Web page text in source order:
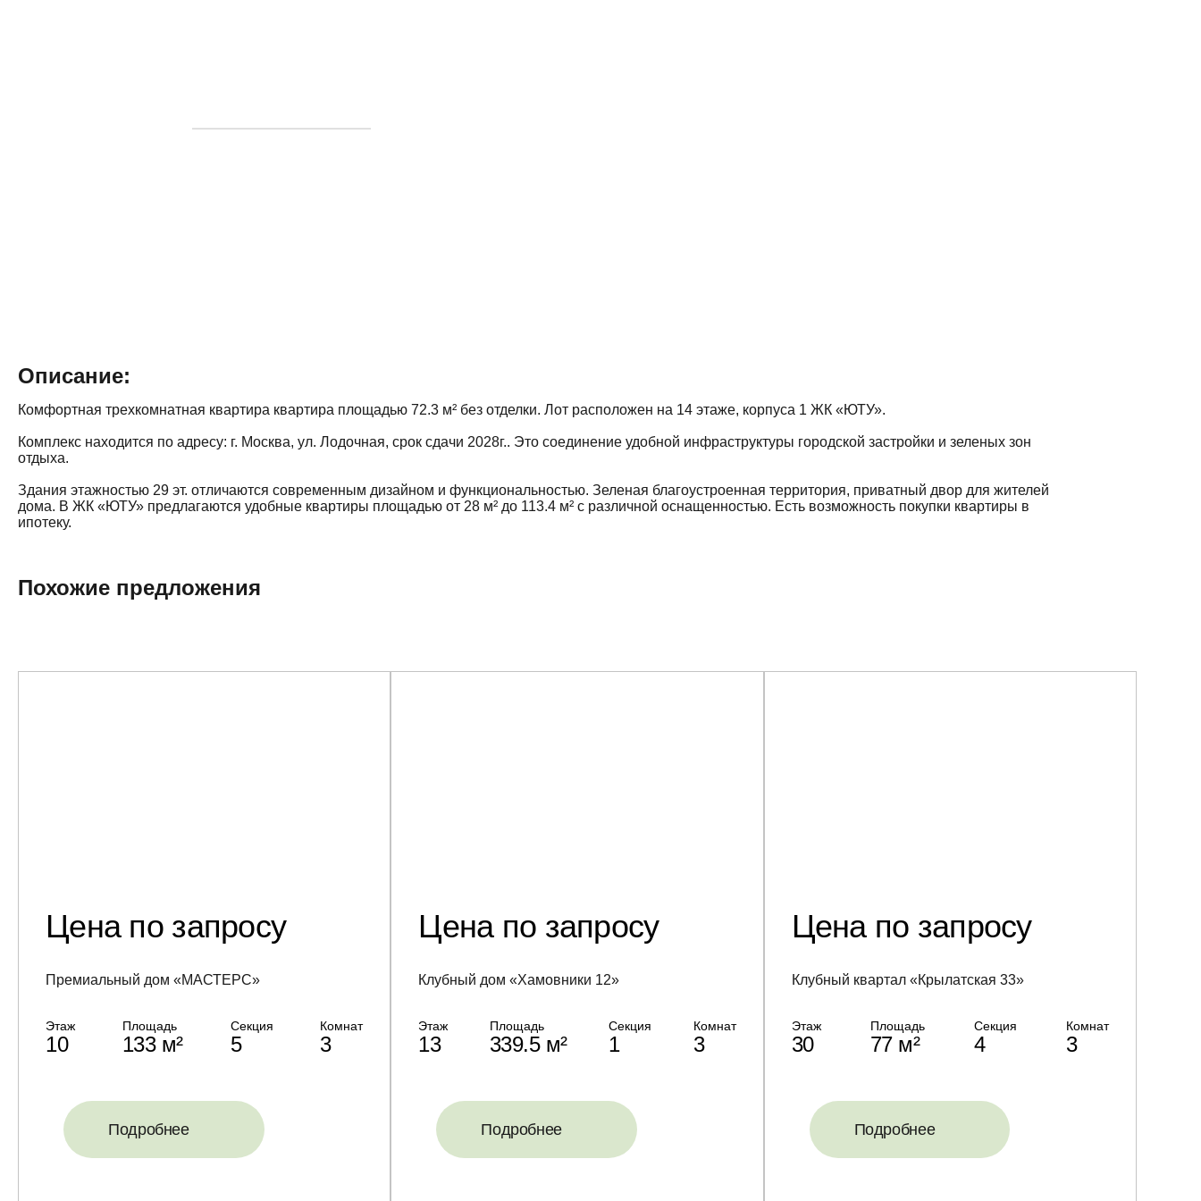
Описание:
Комфортная трехкомнатная квартира квартира площадью 72.3 м² без отделки. Лот расположен на 14 этаже, корпуса 1 ЖК «ЮТУ».
Комплекс находится по адресу: г. Москва, ул. Лодочная, срок сдачи 2028г.. Это соединение удобной инфраструктуры городской застройки и зеленых зон
отдыха.
Здания этажностью 29 эт. отличаются современным дизайном и функциональностью. Зеленая благоустроенная территория, приватный двор для жителей
дома. В ЖК «ЮТУ» предлагаются удобные квартиры площадью от 28 м² до 113.4 м² с различной оснащенностью. Есть возможность покупки квартиры в
ипотеку.
Похожие предложения
Цена по запросу
Премиальный дом «МАСТЕРС»
Этаж
10
Площадь
133 м²
Секция
5
Комнат
3
Подробнее
Цена по запросу
Клубный дом «Хамовники 12»
Этаж
13
Площадь
339.5 м²
Секция
1
Комнат
3
Подробнее
Цена по запросу
Клубный квартал «Крылатская 33»
Этаж
30
Площадь
77 м²
Секция
4
Комнат
3
Подробнее